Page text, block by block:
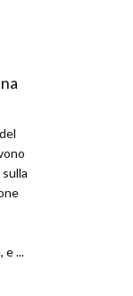
e ...